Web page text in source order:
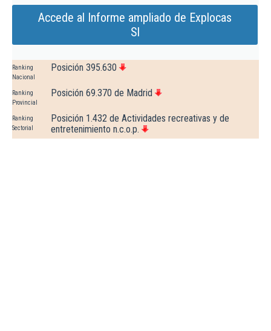
Accede al Informe ampliado de Explocas
Sl
Ranking
Nacional
Posición 395.630
Ranking
Provincial
Posición 69.370 de Madrid
Ranking
Sectorial
Posición 1.432 de Actividades recreativas y de
entretenimiento n.c.o.p.